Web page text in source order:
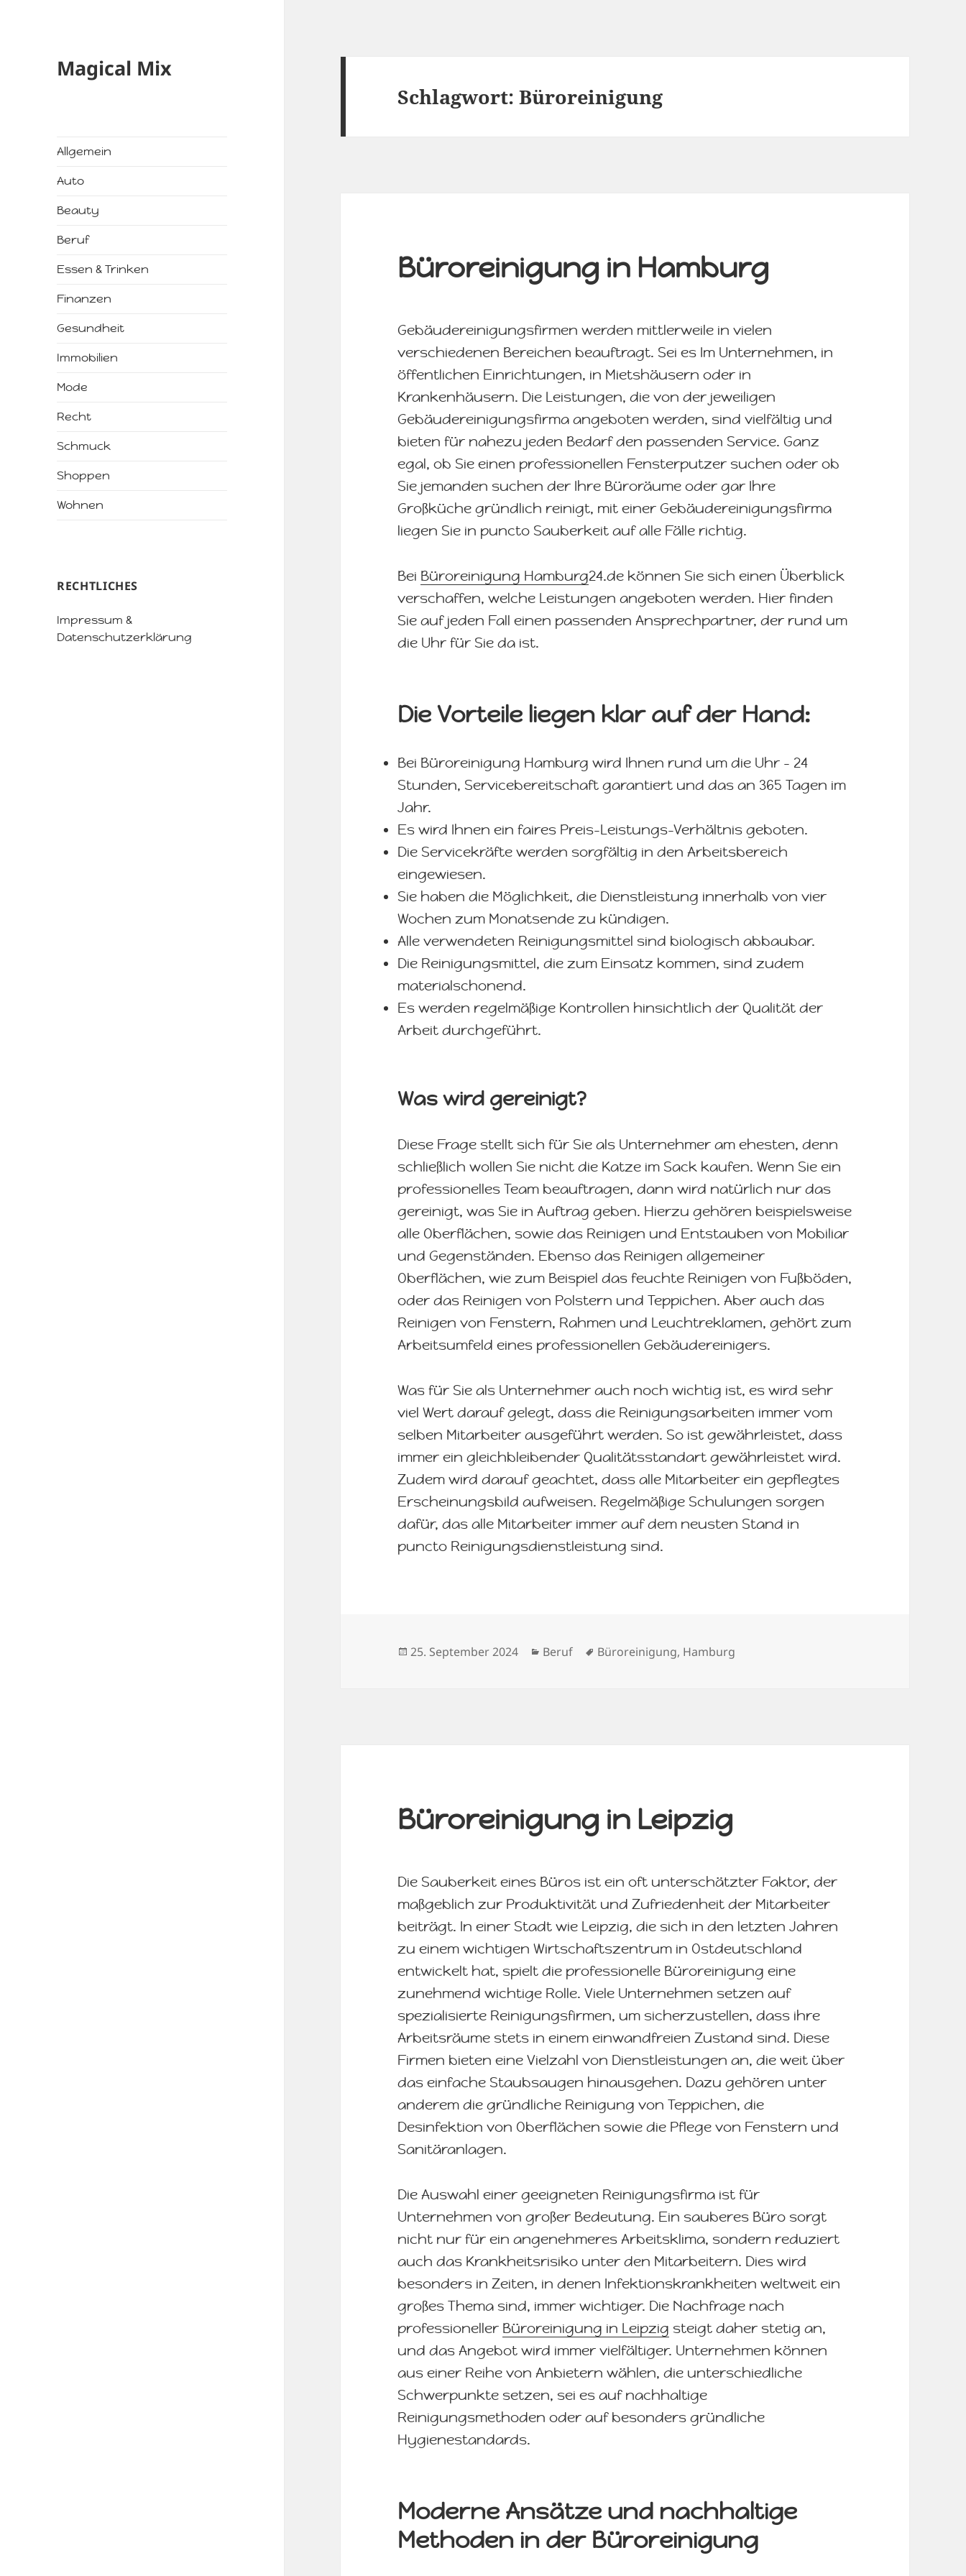
Magical Mix
Allgemein
Auto
Beauty
Beruf
Essen & Trinken
Finanzen
Gesundheit
Immobilien
Mode
Recht
Schmuck
Shoppen
Wohnen
RECHTLICHES
Impressum &
Datenschutzerklärung
Schlagwort:Büroreinigung
Büroreinigung in Hamburg
Gebäudereinigungsfirmen werden mittlerweile in vielen
verschiedenen Bereichen beauftragt. Sei es Im Unternehmen, in
öffentlichen Einrichtungen, in Mietshäusern oder in
Krankenhäusern. Die Leistungen, die von der jeweiligen
Gebäudereinigungsfirma angeboten werden, sind vielfältig und
bieten für nahezu jeden Bedarf den passenden Service. Ganz
egal, ob Sie einen professionellen Fensterputzer suchen oder ob
Sie jemanden suchen der Ihre Büroräume oder gar Ihre
Großküche gründlich reinigt, mit einer Gebäudereinigungsfirma
liegen Sie in puncto Sauberkeit auf alle Fälle richtig.
Bei Büroreinigung Hamburg24.de können Sie sich einen Überblick
verschaffen, welche Leistungen angeboten werden. Hier finden
Sie auf jeden Fall einen passenden Ansprechpartner, der rund um
die Uhr für Sie da ist.
Die Vorteile liegen klar auf der Hand:
Bei Büroreinigung Hamburg wird Ihnen rund um die Uhr – 24
Stunden, Servicebereitschaft garantiert und das an 365 Tagen im
Jahr.
Es wird Ihnen ein faires Preis-Leistungs-Verhältnis geboten.
Die Servicekräfte werden sorgfältig in den Arbeitsbereich
eingewiesen.
Sie haben die Möglichkeit, die Dienstleistung innerhalb von vier
Wochen zum Monatsende zu kündigen.
Alle verwendeten Reinigungsmittel sind biologisch abbaubar.
Die Reinigungsmittel, die zum Einsatz kommen, sind zudem
materialschonend.
Es werden regelmäßige Kontrollen hinsichtlich der Qualität der
Arbeit durchgeführt.
Was wird gereinigt?
Diese Frage stellt sich für Sie als Unternehmer am ehesten, denn
schließlich wollen Sie nicht die Katze im Sack kaufen. Wenn Sie ein
professionelles Team beauftragen, dann wird natürlich nur das
gereinigt, was Sie in Auftrag geben. Hierzu gehören beispielsweise
alle Oberflächen, sowie das Reinigen und Entstauben von Mobiliar
und Gegenständen. Ebenso das Reinigen allgemeiner
Oberflächen, wie zum Beispiel das feuchte Reinigen von Fußböden,
oder das Reinigen von Polstern und Teppichen. Aber auch das
Reinigen von Fenstern, Rahmen und Leuchtreklamen, gehört zum
Arbeitsumfeld eines professionellen Gebäudereinigers.
Was für Sie als Unternehmer auch noch wichtig ist, es wird sehr
viel Wert darauf gelegt, dass die Reinigungsarbeiten immer vom
selben Mitarbeiter ausgeführt werden. So ist gewährleistet, dass
immer ein gleichbleibender Qualitätsstandart gewährleistet wird.
Zudem wird darauf geachtet, dass alle Mitarbeiter ein gepflegtes
Erscheinungsbild aufweisen. Regelmäßige Schulungen sorgen
dafür, das alle Mitarbeiter immer auf dem neusten Stand in
puncto Reinigungsdienstleistung sind.
Veröffentlicht
25. September 2024 Kategorien
Beruf Schlagwörter
Büroreinigung, Hamburg
Büroreinigung in Leipzig
Die Sauberkeit eines Büros ist ein oft unterschätzter Faktor, der
maßgeblich zur Produktivität und Zufriedenheit der Mitarbeiter
beiträgt. In einer Stadt wie Leipzig, die sich in den letzten Jahren
zu einem wichtigen Wirtschaftszentrum in Ostdeutschland
entwickelt hat, spielt die professionelle Büroreinigung eine
zunehmend wichtige Rolle. Viele Unternehmen setzen auf
spezialisierte Reinigungsfirmen, um sicherzustellen, dass ihre
Arbeitsräume stets in einem einwandfreien Zustand sind. Diese
Firmen bieten eine Vielzahl von Dienstleistungen an, die weit über
das einfache Staubsaugen hinausgehen. Dazu gehören unter
anderem die gründliche Reinigung von Teppichen, die
Desinfektion von Oberflächen sowie die Pflege von Fenstern und
Sanitäranlagen.
Die Auswahl einer geeigneten Reinigungsfirma ist für
Unternehmen von großer Bedeutung. Ein sauberes Büro sorgt
nicht nur für ein angenehmeres Arbeitsklima, sondern reduziert
auch das Krankheitsrisiko unter den Mitarbeitern. Dies wird
besonders in Zeiten, in denen Infektionskrankheiten weltweit ein
großes Thema sind, immer wichtiger. Die Nachfrage nach
professioneller Büroreinigung in Leipzig steigt daher stetig an,
und das Angebot wird immer vielfältiger. Unternehmen können
aus einer Reihe von Anbietern wählen, die unterschiedliche
Schwerpunkte setzen, sei es auf nachhaltige
Reinigungsmethoden oder auf besonders gründliche
Hygienestandards.
Moderne Ansätze und nachhaltige
Methoden in der Büroreinigung